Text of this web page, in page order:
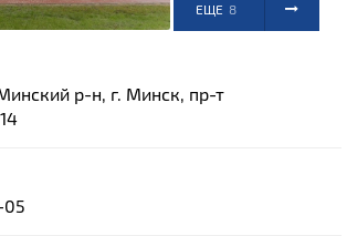
ЕЩЕ 8
р-н, г. Минск, пр-т
05